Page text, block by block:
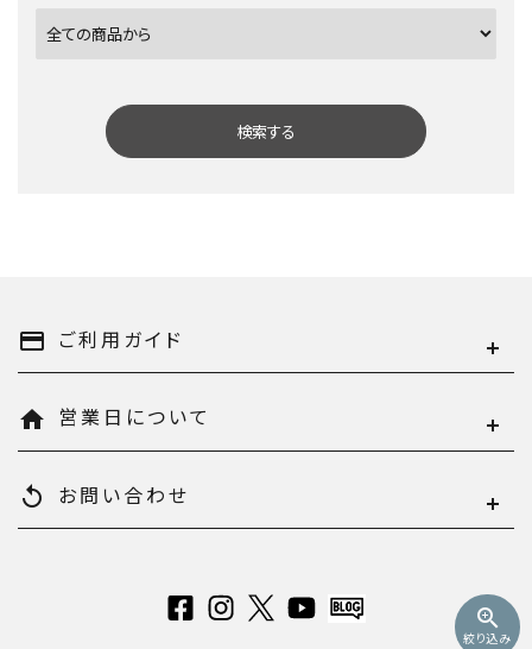
検索する
zoom_in
絞り込み
キーワード
payment ご利用ガイド
home 営業日について
replay お問い合わせ